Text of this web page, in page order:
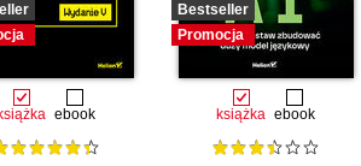
ebook
Bestseller
Promocja
książka ebook